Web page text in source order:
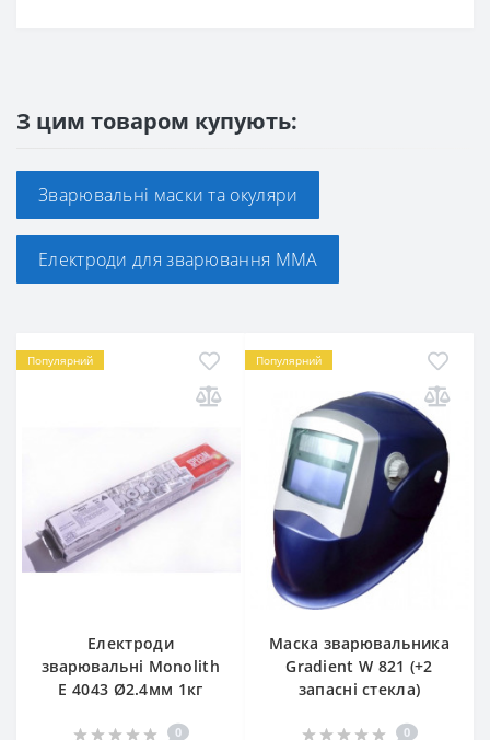
З цим товаром купують:
Зварювальні маски та окуляри
Електроди для зварювання ММА
Популярний
Електроди
зварювальні Monolith
E 4043 Ø2.4мм 1кг
0
Популярний
Маска зварювальника
Gradient W 821 (+2
запасні стекла)
0